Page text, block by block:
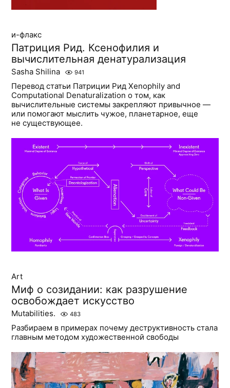
и-флакс
Патриция Рид. Ксенофилия и
вычислительная денатурализация
Sasha Shilina 941
Перевод статьи Патриции Рид Xenophily and
Computational Denaturalization о том, как
вычислительные системы закрепляют привычное —
или помогают мыслить чужое, планетарное, еще
не существующее.
Art
Миф о созидании: как разрушение
освобождает искусство
Mutabilities. 483
Разбираем в примерах почему деструктивность стала
главным методом художественной свободы